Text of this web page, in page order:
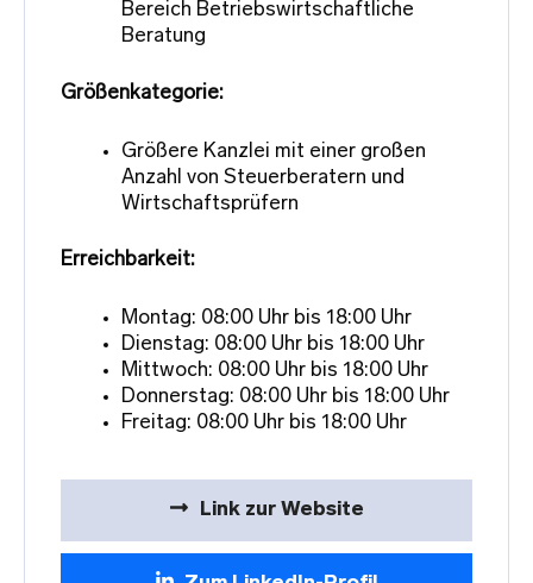
Bereich Betriebswirtschaftliche
Beratung
Größenkategorie:
Größere Kanzlei mit einer großen
Anzahl von Steuerberatern und
Wirtschaftsprüfern
Erreichbarkeit:
Montag: 08:00 Uhr bis 18:00 Uhr
Dienstag: 08:00 Uhr bis 18:00 Uhr
Mittwoch: 08:00 Uhr bis 18:00 Uhr
Donnerstag: 08:00 Uhr bis 18:00 Uhr
Freitag: 08:00 Uhr bis 18:00 Uhr
Link zur Website